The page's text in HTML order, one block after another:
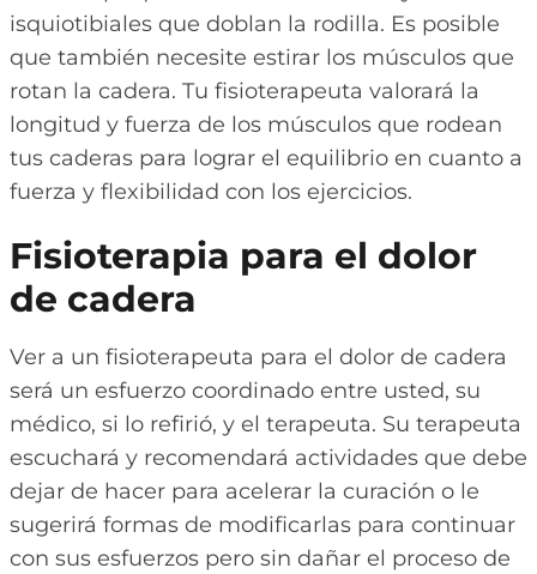
isquiotibiales que doblan la rodilla. Es posible
que también necesite estirar los músculos que
rotan la cadera. Tu fisioterapeuta valorará la
longitud y fuerza de los músculos que rodean
tus caderas para lograr el equilibrio en cuanto a
fuerza y flexibilidad con los ejercicios.
Fisioterapia para el dolor
de cadera
Ver a un fisioterapeuta para el dolor de cadera
será un esfuerzo coordinado entre usted, su
médico, si lo refirió, y el terapeuta. Su terapeuta
escuchará y recomendará actividades que debe
dejar de hacer para acelerar la curación o le
sugerirá formas de modificarlas para continuar
con sus esfuerzos pero sin dañar el proceso de